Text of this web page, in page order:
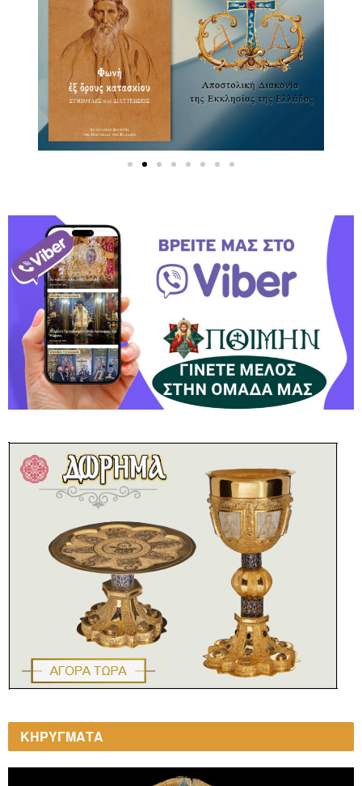
ΚΗΡΥΓΜΑΤΑ